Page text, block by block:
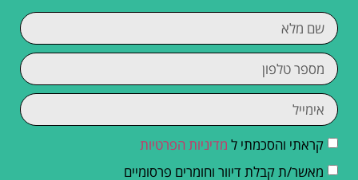
קראתי והסכמתי ל מדיניות הפרטיות
מאשר/ת קבלת דיוור וחומרים פרסומיים